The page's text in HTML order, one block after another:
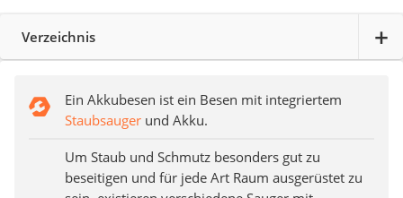
Verzeichnis
Ein Akkubesen ist ein Besen mit integriertem
Staubsauger und Akku.
Um Staub und Schmutz besonders gut zu
beseitigen und für jede Art Raum ausgerüstet zu